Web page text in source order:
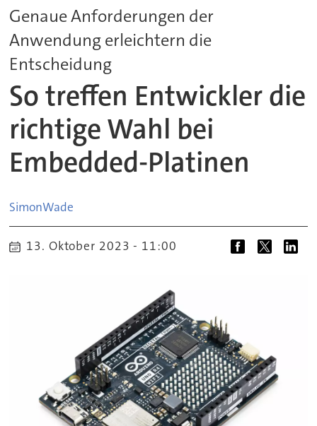
Genaue Anforderungen der
Anwendung erleichtern die
Entscheidung
So treffen Entwickler die
richtige Wahl bei
Embedded-Platinen
SimonWade
13. Oktober 2023 - 11:00